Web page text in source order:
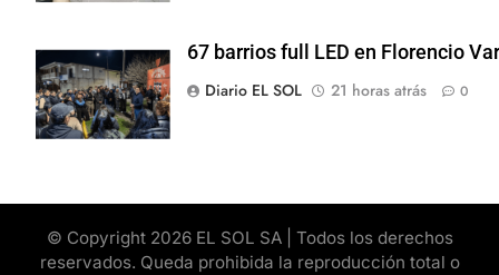
67 barrios full LED en Florencio
Diario EL SOL
21 horas atrás 0
© Copyright 2026 EL SOL SA | Todos los derechos
reservados. Queda prohibida la reproducción total o